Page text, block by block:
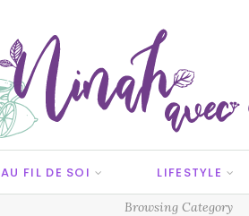
AU FIL DE SOI LIFESTYLE
Browsing Category